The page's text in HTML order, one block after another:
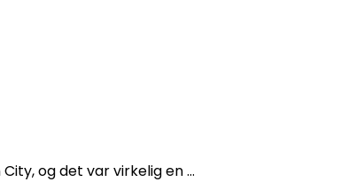
og det var virkelig en …